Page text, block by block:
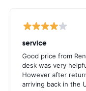
service
Good price from
desk was very
However after
arriving back in the